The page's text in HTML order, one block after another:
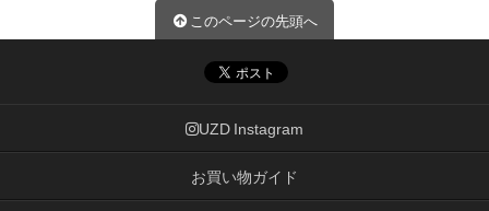
このページの先頭へ
UZD Instagram
お買い物ガイド